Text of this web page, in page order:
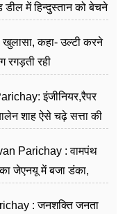
डील में हिन्दुस्तान को बेचने
खुलासा, कहा- उल्टी करने
रगड़ती रही
इंजीनियर,रैपर
शाह ऐसे चढ़े सत्ता की
Parichay : वामपंथ
जेएनयू में बजा डंका,
: जनशक्ति जनता